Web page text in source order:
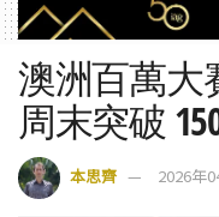
澳洲百萬大
周末突破
本思齊 2026年